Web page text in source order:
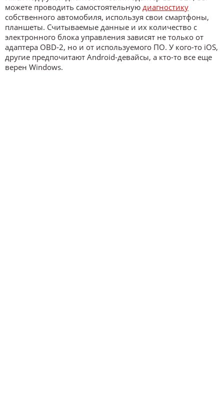
можете проводить самостоятельную диагностику
собственного автомобиля, используя свои смартфоны,
планшеты. Считываемые данные и их количество с
электронного блока управления зависят не только от
адаптера OBD-2, но и от используемого ПО. У кого-то iOS,
другие предпочитают Android-девайсы, а кто-то все еще
верен Windows.